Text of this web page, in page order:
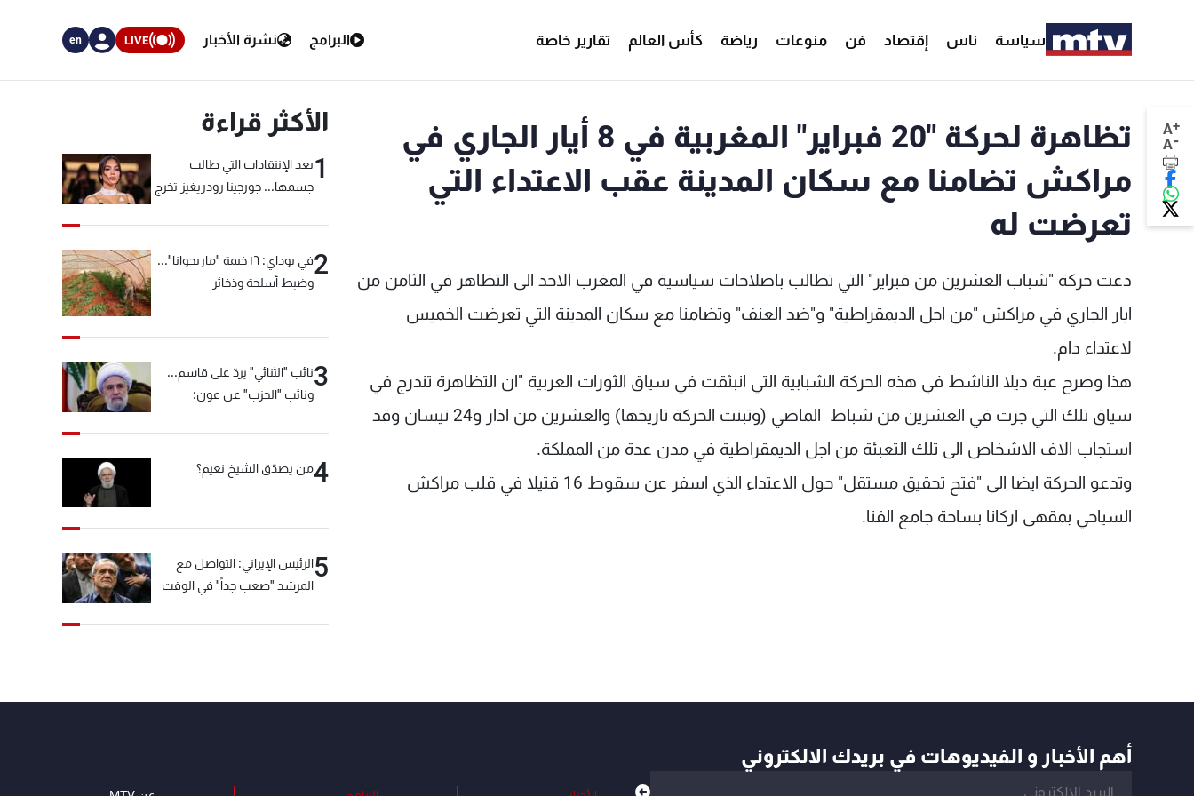
سياسة ناس إقتصاد فن منوعات رياضة كأس العالم تقارير خاصة البرامج نشرة الأخبار LIVE
en
A+
A-
تظاهرة لحركة "20 فبراير" المغربية في 8 أيار الجاري في
مراكش تضامنا مع سكان المدينة عقب الاعتداء التي
تعرضت له
دعت حركة "شباب العشرين من فبراير" التي تطالب باصلاحات سياسية في المغرب الاحد الى التظاهر في الثامن من
ايار الجاري في مراكش "من اجل الديمقراطية" و"ضد العنف" وتضامنا مع سكان المدينة التي تعرضت الخميس
لاعتداء دام.
هذا وصرح عبة ديلا الناشط في هذه الحركة الشبابية التي انبثقت في سياق الثورات العربية "ان التظاهرة تندرج في
سياق تلك التي جرت في العشرين من شباط الماضي (وتبنت الحركة تاريخها) والعشرين من اذار و24 نيسان وقد
استجاب الاف الاشخاص الى تلك التعبئة من اجل الديمقراطية في مدن عدة من المملكة.
وتدعو الحركة ايضا الى "فتح تحقيق مستقل" حول الاعتداء الذي اسفر عن سقوط 16 قتيلا في قلب مراكش
السياحي بمقهى اركانا بساحة جامع الفنا.
الأكثر قراءة
1بعد الإنتقادات التي طالت
جسمها... جورجينا رودريغيز تخرج
2
في بوداي: ١٦ خيمة "ماريجوانا"...
وضبط أسلحة وذخائر
3نائب "الثنائي" يردّ على قاسم...
ونائب "الحزب" عن عون:
4من يصدّق الشيخ نعيم؟
5الرئيس الإيراني: التواصل مع
المرشد "صعب جداً" في الوقت
أهم الأخبار و الفيديوهات في بريدك الالكتروني